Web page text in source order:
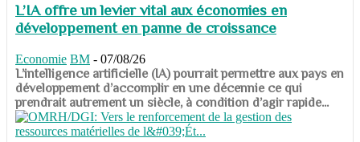
L’IA offre un levier vital aux économies en
développement en panne de croissance
Economie BM - 07/08/26
​​​​​​​L’intelligence artificielle (IA) pourrait permettre aux pays en
développement d’accomplir en une décennie ce qui
prendrait autrement un siècle, à condition d’agir rapide...